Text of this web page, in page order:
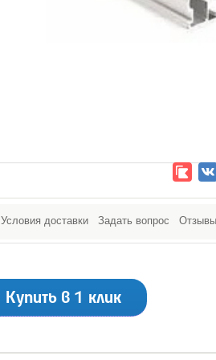
Условия доставки Задать вопрос Отзывы
Купить в 1 клик